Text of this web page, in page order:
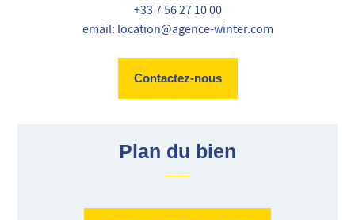
+33 7 56 27 10 00
email: location@agence-winter.com
Contactez-nous
Plan du bien